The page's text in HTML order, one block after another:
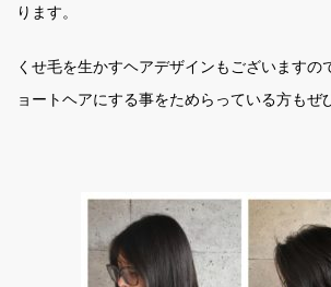
ります。
くせ毛を生かすヘアデザインもございますの
ョートヘアにする事をためらっている方もぜ